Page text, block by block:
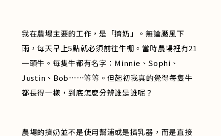
我在農場主要的工作，是「擠奶」。無論颳風下
雨，每天早上5點就必須前往牛棚。當時農場裡有21
一頭牛。每隻牛都有名字：Minnie、Sophi、
Justin、Bob⋯⋯等等。但起初我真的覺得每隻牛
都長得一樣，到底怎麼分辨誰是誰呢？
農場的擠奶並不是使用幫浦或是擠乳器，而是直接